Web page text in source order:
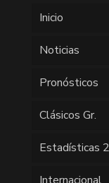
Inicio
Noticias
Pronósticos
Clásicos Gr.
Estadísticas